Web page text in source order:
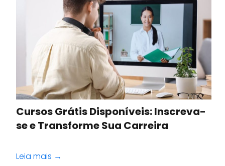
Cursos Grátis Disponíveis: Inscreva-
se e Transforme Sua Carreira
Leia mais →